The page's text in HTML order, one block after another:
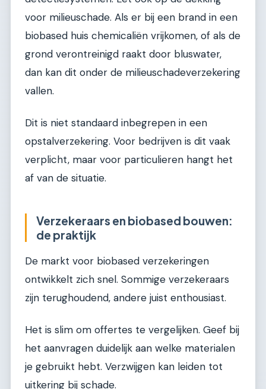
voor milieuschade. Als er bij een brand in een
biobased huis chemicaliën vrijkomen, of als de
grond verontreinigd raakt door bluswater,
dan kan dit onder de milieuschadeverzekering
vallen.
Dit is niet standaard inbegrepen in een
opstalverzekering. Voor bedrijven is dit vaak
verplicht, maar voor particulieren hangt het
af van de situatie.
Verzekeraars en biobased bouwen:
de praktijk
De markt voor biobased verzekeringen
ontwikkelt zich snel. Sommige verzekeraars
zijn terughoudend, andere juist enthousiast.
Het is slim om offertes te vergelijken. Geef bij
het aanvragen duidelijk aan welke materialen
je gebruikt hebt. Verzwijgen kan leiden tot
uitkering bij schade.